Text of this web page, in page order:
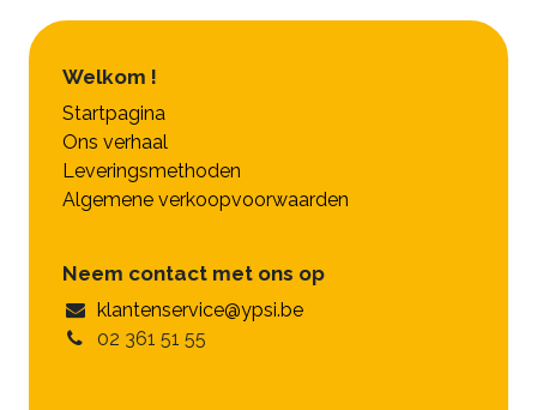
Welkom !
Startpagina
Ons verhaal
Leveringsmethoden
Algemene verkoopvoorwaarden
Neem contact met ons op
klantenservice@ypsi.be
02 361 51 55